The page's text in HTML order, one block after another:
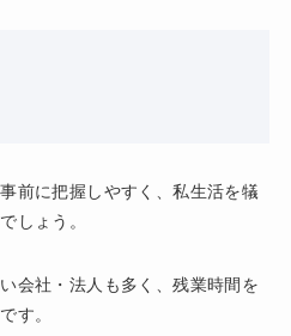
前に把握しやすく、私生活を犠
しょう。
会社・法人も多く、残業時間を
す。